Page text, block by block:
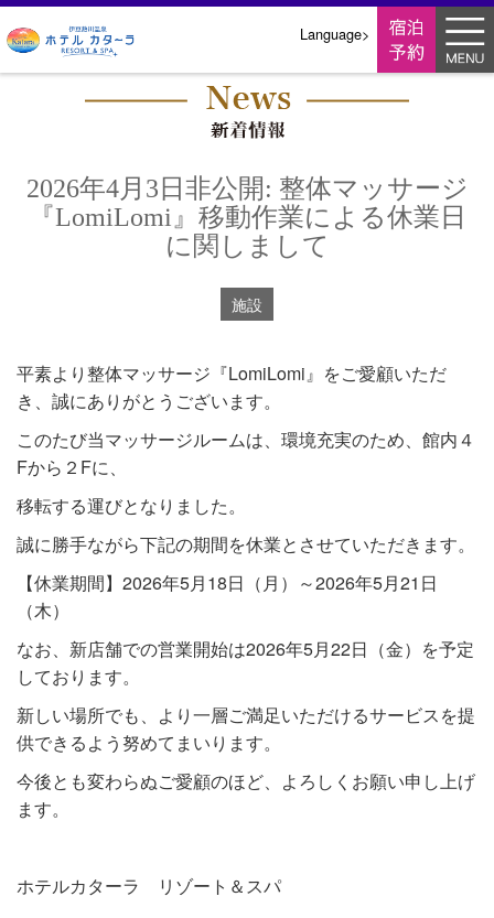
訳
ニ
ー
Language>
2026年4月3日非公開: 整体マッサージ
『LomiLomi』移動作業による休業日
に関しまして
施設
平素より整体マッサージ『LomiLomi』をご愛顧いただ
き、誠にありがとうございます。
このたび当マッサージルームは、環境充実のため、館内４
Fから２Fに、
移転する運びとなりました。
誠に勝手ながら下記の期間を休業とさせていただきます。
【休業期間】2026年5月18日（月）～2026年5月21日
（木）
なお、新店舗での営業開始は2026年5月22日（金）を予定
しております。
新しい場所でも、より一層ご満足いただけるサービスを提
供できるよう努めてまいります。
今後とも変わらぬご愛顧のほど、よろしくお願い申し上げ
ます。
ホテルカターラ リゾート＆スパ